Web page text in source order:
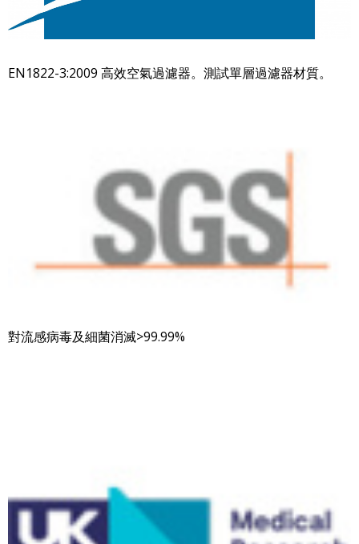
EN1822-3:2009 高效空氣過濾器。測試單層過濾器材質。
對流感病毒及細菌消滅>99.99%